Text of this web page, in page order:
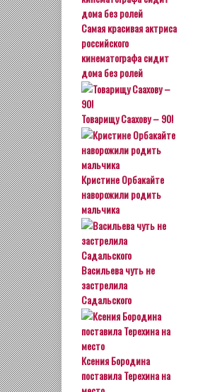
Самая красивая актриса
российского
кинематографа сидит
дома без ролей
Товарищу Саахову – 90!
Кристине Орбакайте
наворожили родить
мальчика
Васильева чуть не
застрелила
Садальского
Ксения Бородина
поставила Терехина на